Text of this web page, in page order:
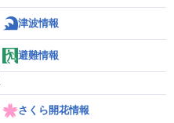
津波情報
避難情報
さくら開花情報